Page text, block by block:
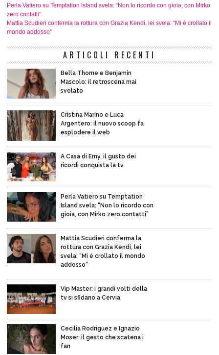
Perla Vatiero su Temptation Island svela: “Non lo ricordo con gioia, con Mirko
zero contatti”
Mattia Scudieri conferma la rottura con Grazia Kendi, lei svela: “Mi è crollato il
mondo addosso”
ARTICOLI RECENTI
Bella Thorne e Benjamin
Mascolo: il retroscena mai
svelato
Cristina Marino e Luca
Argentero: il nuovo scoop fa
esplodere il web
A Casa di Emy, il gusto dei
ricordi conquista la tv
Perla Vatiero su Temptation
Island svela: “Non lo ricordo con
gioia, con Mirko zero contatti”
Mattia Scudieri conferma la
rottura con Grazia Kendi, lei
svela: “Mi è crollato il mondo
addosso”
Vip Master: i grandi volti della
tv si sfidano a Cervia
Cecilia Rodriguez e Ignazio
Moser: il gesto che scatena i
fan